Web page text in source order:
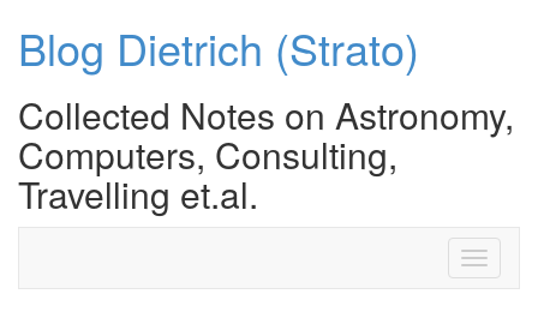
Blog Dietrich (Strato)
Collected Notes on Astronomy,
Computers, Consulting,
Travelling et.al.
Toggle